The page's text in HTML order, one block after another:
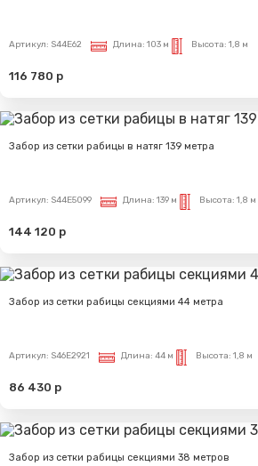
Артикул: S44E62 Длина: 103 м Высота: 1,8 м
116 780 р
Забор из сетки рабицы в натяг 139 метра
Артикул: S44E5099 Длина: 139 м Высота: 1,8 м
144 120 р
Забор из сетки рабицы секциями 44 метра
Артикул: S46E2921 Длина: 44 м Высота: 1,8 м
86 430 р
Забор из сетки рабицы секциями 38 метров